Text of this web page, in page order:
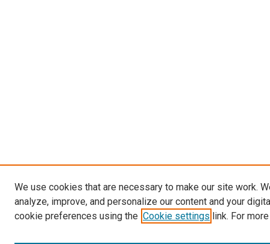
We use cookies that are necessary to make our site work.
analyze, improve, and personalize our content and your
cookie preferences using the Cookie settings link. For